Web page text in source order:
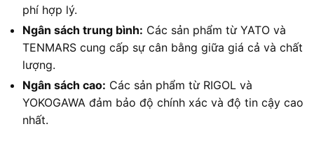
phí hợp lý.
Ngân sách trung bình: Các sản phẩm từ YATO và
TENMARS cung cấp sự cân bằng giữa giá cả và chất
lượng.
Ngân sách cao: Các sản phẩm từ RIGOL và
YOKOGAWA đảm bảo độ chính xác và độ tin cậy cao
nhất.